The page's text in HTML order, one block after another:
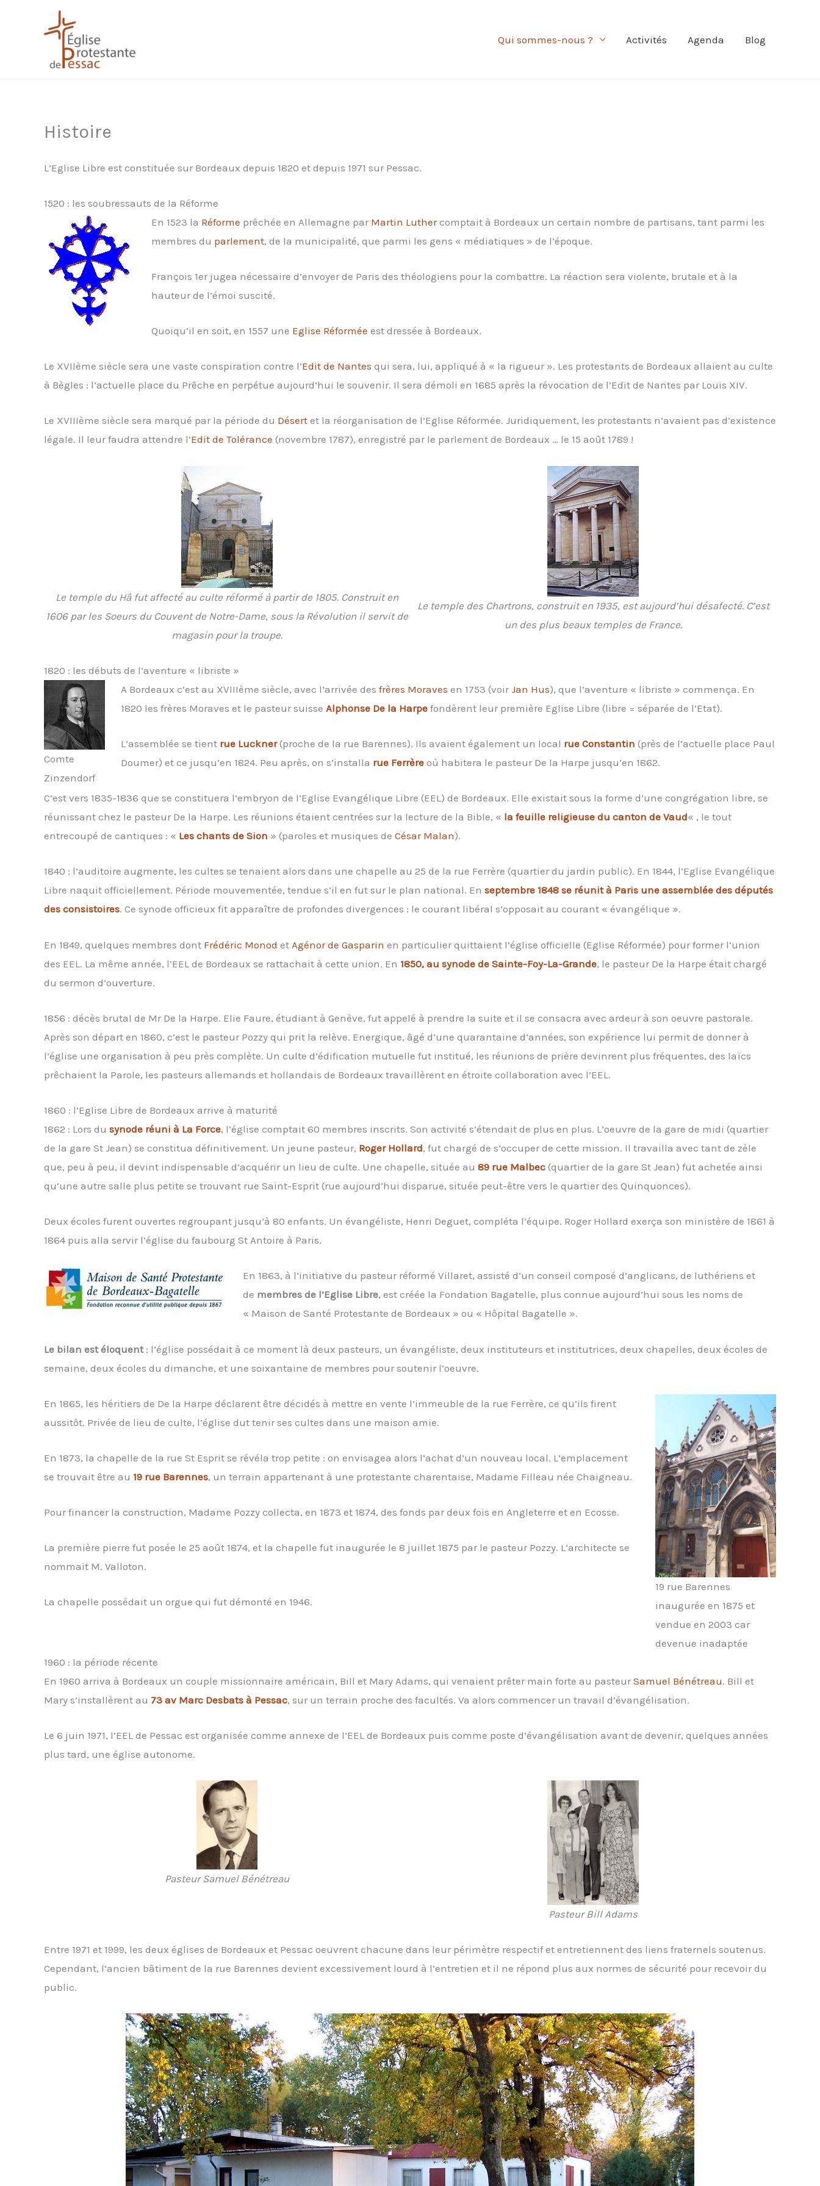
Qui sommes-nous ? Activités Agenda Blog
Histoire
L’Eglise Libre est constituée sur Bordeaux depuis 1820 et depuis 1971 sur Pessac.
1520 : les soubressauts de la Réforme
En 1523 la Réforme prêchée en Allemagne par Martin Luthercomptait à Bordeaux un certain nombre de partisans, tant parmi les
membres du parlement, de la municipalité, que parmi les gens « médiatiques » de l’époque.
François 1er jugea nécessaire d’envoyer de Paris des théologiens pour la combattre. La réaction sera violente, brutale et à la
hauteur de l’émoi suscité.
Quoiqu’il en soit, en 1557 une Eglise Réformée est dressée à Bordeaux.
Le XVIIème siècle sera une vaste conspiration contre l’Edit de Nantes qui sera, lui, appliqué à « la rigueur ». Les protestants de Bordeaux allaient au culte
à Bègles : l’actuelle place du Prêche en perpétue aujourd’hui le souvenir. Il sera démoli en 1685 après la révocation de l’Edit de Nantes par Louis XIV.
Le XVIIIème siècle sera marqué par la période du Désert et la réorganisation de l’Eglise Réformée. Juridiquement, les protestants n’avaient pas d’existence
légale. Il leur faudra attendre l’Edit de Tolérance (novembre 1787), enregistré par le parlement de Bordeaux … le 15 août 1789 !
Le temple du Hâ fut affecté au culte réformé à partir de 1805. Construit en
1606 par les Soeurs du Couvent de Notre-Dame, sous la Révolution il servit de
magasin pour la troupe.
Le temple des Chartrons, construit en 1935, est aujourd’hui désafecté. C’est
un des plus beaux temples de France.
1820 : les débuts de l’aventure « libriste »
Comte
Zinzendorf
A Bordeaux c’est au XVIIIème siècle, avec l’arrivée des frères Moraves en 1753 (voir Jan Hus), que l’aventure « libriste » commença. En
1820 les frères Moraves et le pasteur suisse Alphonse De la Harpefondèrent leur première Eglise Libre (libre = séparée de l’Etat).
L’assemblée se tient rue Luckner(proche de la rue Barennes). Ils avaient également un local rue Constantin (près de l’actuelle place Paul
Doumer) et ce jusqu’en 1824. Peu après, on s’installa rue Ferrèreoù habitera le pasteur De la Harpe jusqu’en 1862.
C’est vers 1835-1836 que se constituera l’embryon de l’Eglise Evangélique Libre (EEL) de Bordeaux. Elle existait sous la forme d’une congrégation libre, se
réunissant chez le pasteur De la Harpe. Les réunions étaient centrées sur la lecture de la Bible, « la feuille religieuse du canton de Vaud« , le tout
entrecoupé de cantiques : « Les chants de Sion » (paroles et musiques de César Malan).
1840 : l’auditoire augmente, les cultes se tenaient alors dans une chapelle au 25 de la rue Ferrère (quartier du jardin public). En 1844, l’Eglise Evangélique
Libre naquit officiellement. Période mouvementée, tendue s’il en fut sur le plan national. En septembre 1848 se réunit à Paris une assemblée des députés
des consistoires. Ce synode officieux fit apparaître de profondes divergences : le courant libéral s’opposait au courant « évangélique ».
En 1849, quelques membres dont Frédéric Monod et Agénor de Gasparin en particulier quittaient l’église officielle (Eglise Réformée) pour former l’union
des EEL. La même année, l’EEL de Bordeaux se rattachait à cette union. En 1850, au synode de Sainte-Foy-La-Grande, le pasteur De la Harpe était chargé
du sermon d’ouverture.
1856 : décès brutal de Mr De la Harpe. Elie Faure, étudiant à Genève, fut appelé à prendre la suite et il se consacra avec ardeur à son oeuvre pastorale.
Après son départ en 1860, c’est le pasteur Pozzy qui prit la relève. Energique, âgé d’une quarantaine d’années, son expérience lui permit de donner à
l’église une organisation à peu près complète. Un culte d’édification mutuelle fut institué, les réunions de prière devinrent plus fréquentes, des laïcs
prêchaient la Parole, les pasteurs allemands et hollandais de Bordeaux travaillèrent en étroite collaboration avec l’EEL.
1860 : l’Eglise Libre de Bordeaux arrive à maturité
1862 : Lors du synode réuni à La Force, l’église comptait 60 membres inscrits. Son activité s’étendait de plus en plus. L’oeuvre de la gare de midi (quartier
de la gare St Jean) se constitua définitivement. Un jeune pasteur, Roger Hollard, fut chargé de s’occuper de cette mission. Il travailla avec tant de zèle
que, peu à peu, il devint indispensable d’acquérir un lieu de culte. Une chapelle, située au 89 rue Malbec (quartier de la gare St Jean) fut achetée ainsi
qu’une autre salle plus petite se trouvant rue Saint-Esprit (rue aujourd’hui disparue, située peut-être vers le quartier des Quinquonces).
Deux écoles furent ouvertes regroupant jusqu’à 80 enfants. Un évangéliste, Henri Deguet, compléta l’équipe. Roger Hollard exerça son ministère de 1861 à
1864 puis alla servir l’église du faubourg St Antoire à Paris.
En 1863, à l’initiative du pasteur réformé Villaret, assisté d’un conseil composé d’anglicans, de luthériens et
de membres de l’Eglise Libre, est créée la Fondation Bagatelle, plus connue aujourd’hui sous les noms de
« Maison de Santé Protestante de Bordeaux » ou « Hôpital Bagatelle ».
Le bilan est éloquent: l’église possédait à ce moment là deux pasteurs, un évangéliste, deux instituteurs et institutrices, deux chapelles, deux écoles de
semaine, deux écoles du dimanche, et une soixantaine de membres pour soutenir l’oeuvre.
19 rue Barennes
inaugurée en 1875 et
vendue en 2003 car
devenue inadaptée
En 1865, les héritiers de De la Harpe déclarent être décidés à mettre en vente l’immeuble de la rue Ferrère, ce qu’ils firent
aussitôt. Privée de lieu de culte, l’église dut tenir ses cultes dans une maison amie.
En 1873, la chapelle de la rue St Esprit se révéla trop petite : on envisagea alors l’achat d’un nouveau local. L’emplacement
se trouvait être au 19 rue Barennes, un terrain appartenant à une protestante charentaise, Madame Filleau née Chaigneau.
Pour financer la construction, Madame Pozzy collecta, en 1873 et 1874, des fonds par deux fois en Angleterre et en Ecosse.
La première pierre fut posée le 25 août 1874, et la chapelle fut inaugurée le 8 juillet 1875 par le pasteur Pozzy. L’architecte se
nommait M. Valloton.
La chapelle possédait un orgue qui fut démonté en 1946.
1960 : la période récente
En 1960 arriva à Bordeaux un couple missionnaire américain, Bill et Mary Adams, qui venaient prêter main forte au pasteur Samuel Bénétreau. Bill et
Mary s’installèrent au 73 av Marc Desbats à Pessac, sur un terrain proche des facultés. Va alors commencer un travail d’évangélisation.
Le 6 juin 1971, l’EEL de Pessac est organisée comme annexe de l’EEL de Bordeaux puis comme poste d’évangélisation avant de devenir, quelques années
plus tard, une église autonome.
Pasteur Samuel Bénétreau
Pasteur Bill Adams
Entre 1971 et 1999, les deux églises de Bordeaux et Pessac oeuvrent chacune dans leur périmètre respectif et entretiennent des liens fraternels soutenus.
Cependant, l’ancien bâtiment de la rue Barennes devient excessivement lourd à l’entretien et il ne répond plus aux normes de sécurité pour recevoir du
public.